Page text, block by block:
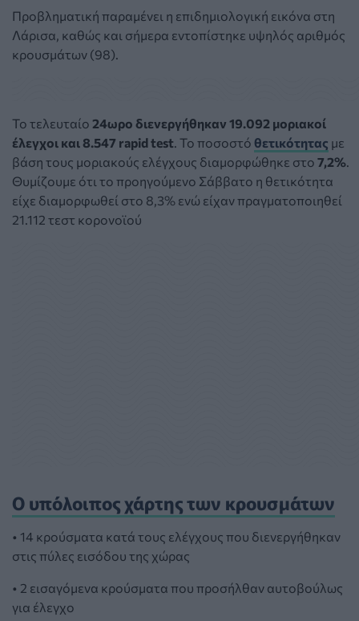
Προβληματική παραμένει η επιδημιολογική εικόνα στη
Λάρισα, καθώς και σήμερα εντοπίστηκε υψηλός αριθμός
κρουσμάτων (98).
Το τελευταίο 24ωρο διενεργήθηκαν 19.092 μοριακοί
έλεγχοι και 8.547 rapid test . Το ποσοστό θετικότητας με
βάση τους μοριακούς ελέγχους διαμορφώθηκε στο 7,2%
Θυμίζουμε ότι το προηγούμενο Σάββατο η θετικότητα
είχε διαμορφωθεί στο 8,3% ενώ είχαν πραγματοποιηθεί
21.112 τεστ κορονοϊού
Ο υπόλοιπος χάρτης των κρουσμάτων
• 14 κρούσματα κατά τους ελέγχους που διενεργήθηκαν
στις πύλες εισόδου της χώρας
• 2 εισαγόμενα κρούσματα που προσήλθαν αυτοβούλως
για έλεγχο